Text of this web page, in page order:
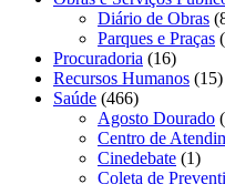
Diário de Obras
Parques e Praças
Procuradoria (16)
Recursos Humanos (15)
Saúde (466)
Agosto Dourado
Centro de
Cinedebate (1)
Coleta de